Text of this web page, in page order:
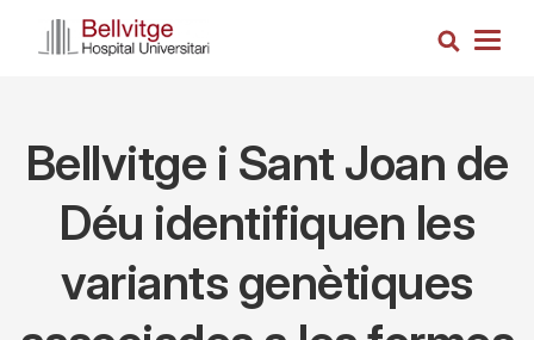
Search
Bellvitge i Sant Joan de
Déu identifiquen les
variants genètiques